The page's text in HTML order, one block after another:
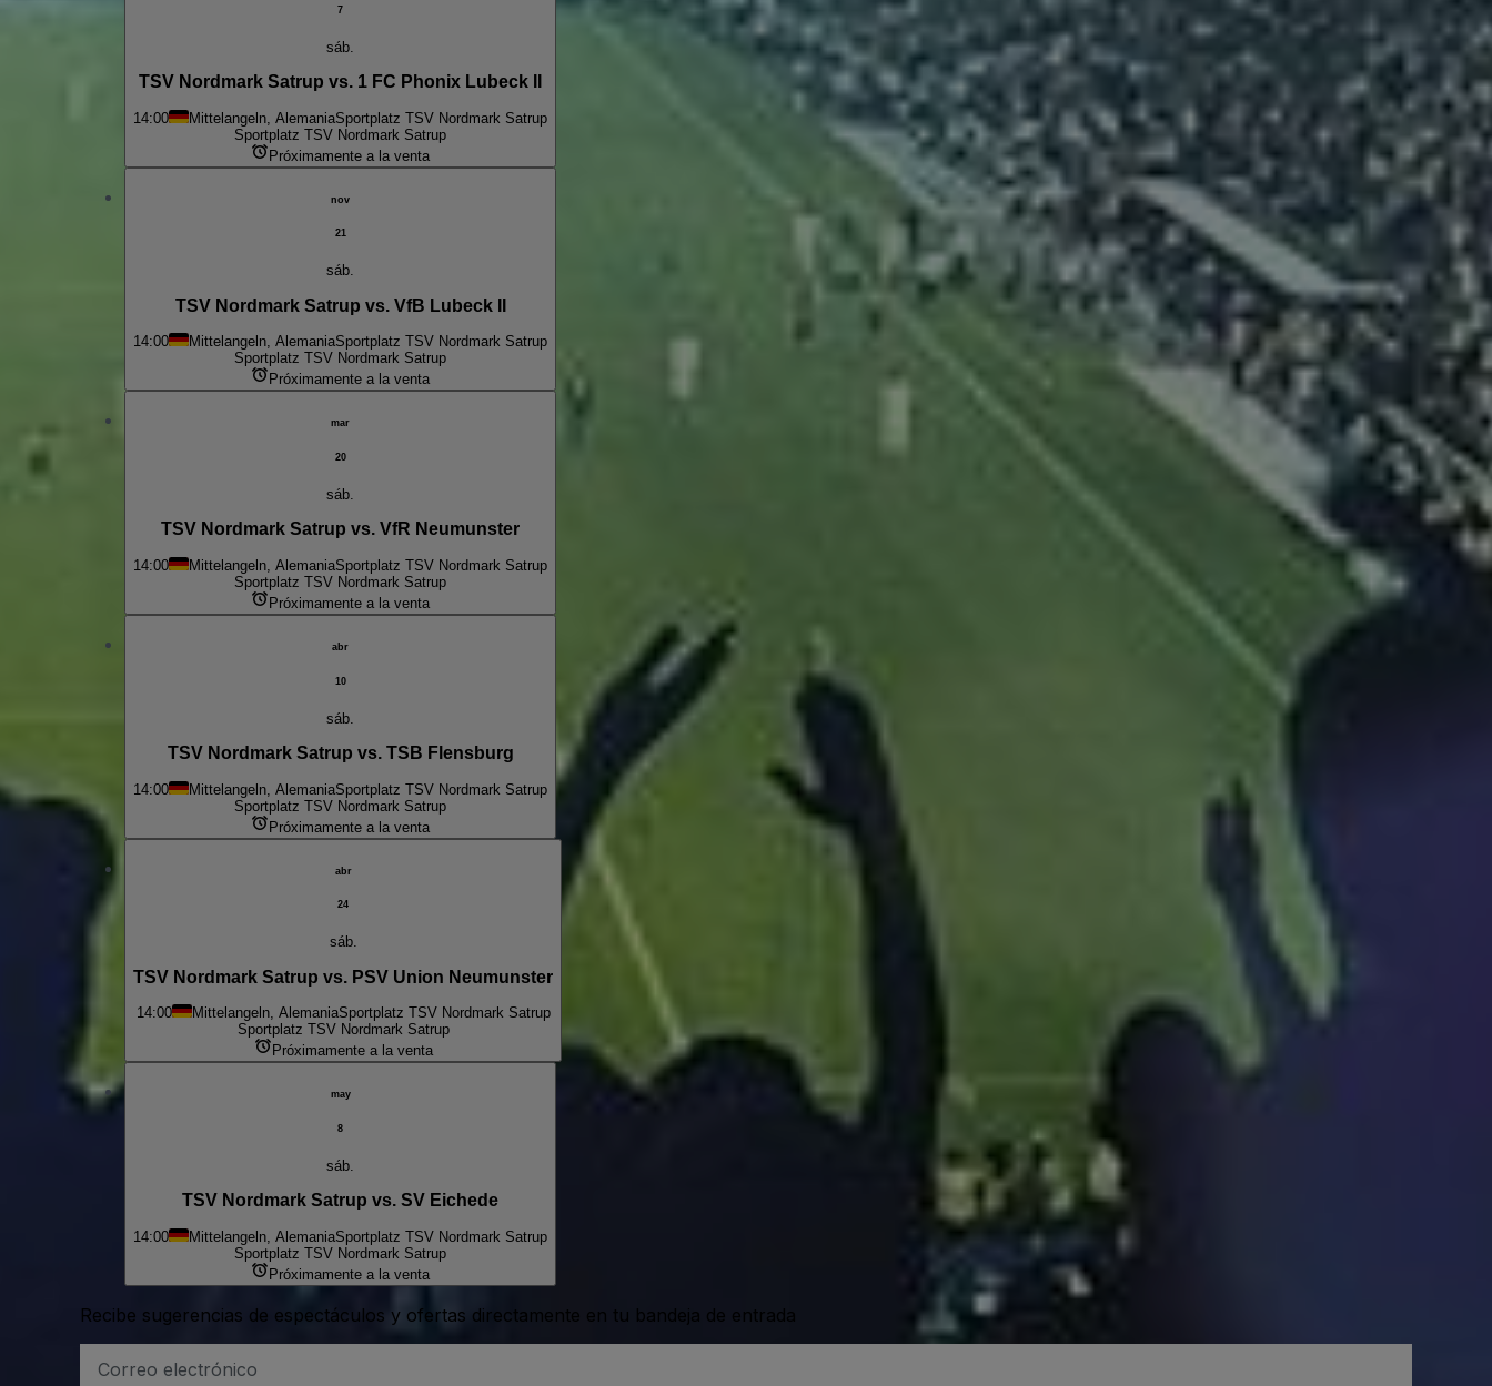
7
sáb.
TSV Nordmark Satrup vs. 1 FC Phonix Lubeck II
14:00 Mittelangeln, AlemaniaSportplatz TSV Nordmark Satrup
Sportplatz TSV Nordmark Satrup
Próximamente a la venta
nov
21
sáb.
TSV Nordmark Satrup vs. VfB Lubeck II
14:00 Mittelangeln, AlemaniaSportplatz TSV Nordmark Satrup
Sportplatz TSV Nordmark Satrup
Próximamente a la venta
mar
20
sáb.
TSV Nordmark Satrup vs. VfR Neumunster
14:00 Mittelangeln, AlemaniaSportplatz TSV Nordmark Satrup
Sportplatz TSV Nordmark Satrup
Próximamente a la venta
abr
10
sáb.
TSV Nordmark Satrup vs. TSB Flensburg
14:00 Mittelangeln, AlemaniaSportplatz TSV Nordmark Satrup
Sportplatz TSV Nordmark Satrup
Próximamente a la venta
abr
24
sáb.
TSV Nordmark Satrup vs. PSV Union Neumunster
14:00 Mittelangeln, AlemaniaSportplatz TSV Nordmark Satrup
Sportplatz TSV Nordmark Satrup
Próximamente a la venta
may
8
sáb.
TSV Nordmark Satrup vs. SV Eichede
14:00 Mittelangeln, AlemaniaSportplatz TSV Nordmark Satrup
Sportplatz TSV Nordmark Satrup
Próximamente a la venta
Recibe sugerencias de espectáculos y ofertas directamente en tu bandeja de entrada
de